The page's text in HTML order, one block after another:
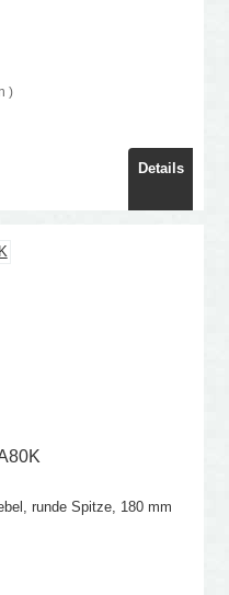
)
Details
runde Spitze, 180 mm